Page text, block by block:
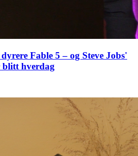
Fable 5 – og Steve Jobs'
blitt hverdag